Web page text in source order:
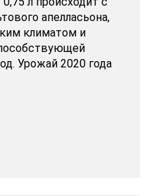
апелласьона,
климатом и
Урожай 2020 года